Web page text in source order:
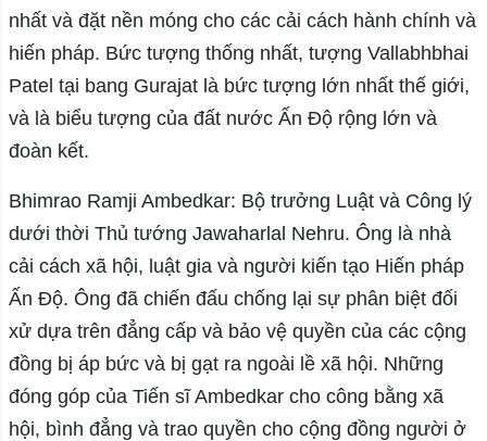
nhất và đặt nền móng cho các cải cách hành chính và
hiến pháp. Bức tượng thống nhất, tượng Vallabhbhai
Patel tại bang Gurajat là bức tượng lớn nhất thế giới,
và là biểu tượng của đất nước Ấn Độ rộng lớn và
đoàn kết.
Bhimrao Ramji Ambedkar: Bộ trưởng Luật và Công lý
dưới thời Thủ tướng Jawaharlal Nehru. Ông là nhà
cải cách xã hội, luật gia và người kiến tạo Hiến pháp
Ấn Độ. Ông đã chiến đấu chống lại sự phân biệt đối
xử dựa trên đẳng cấp và bảo vệ quyền của các cộng
đồng bị áp bức và bị gạt ra ngoài lề xã hội. Những
đóng góp của Tiến sĩ Ambedkar cho công bằng xã
hội, bình đẳng và trao quyền cho cộng đồng người ở